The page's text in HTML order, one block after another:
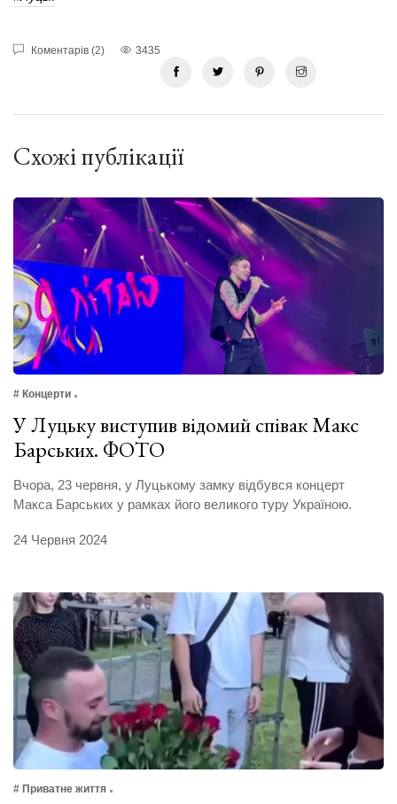
Коментарів (2) 3435
Схожі публікації
# Концерти
У Луцьку виступив відомий співак Макс
Барських. ФОТО
Вчора, 23 червня, у Луцькому замку відбувся концерт
Макса Барських у рамках його великого туру Україною.
24 Червня 2024
# Приватне життя